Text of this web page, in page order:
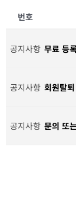
번호
공지사항 무료 등
공지사항 회원탈
공지사항 문의 또